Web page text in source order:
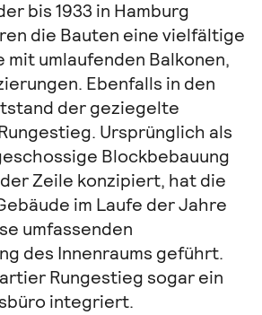
bis 1933 in Hamburg
die Bauten eine vielfältige
mit umlaufenden Balkonen,
Ebenfalls in den
der geziegelte
Ursprünglich als
Blockbebauung
Zeile konzipiert, hat die
im Laufe der Jahre
umfassenden
des Innenraums geführt.
Rungestieg sogar ein
integriert.